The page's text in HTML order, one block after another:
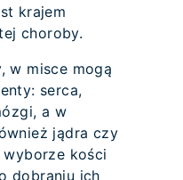
krajem
choroby.
w misce mogą
serca,
a w
jądra czy
kości
dobraniu ich